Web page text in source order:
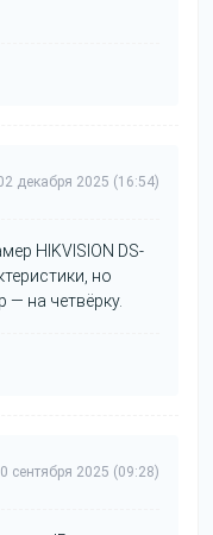
декабря 2025 (16:54)
HIKVISION DS-
но
на четвёрку.
сентября 2025 (09:28)